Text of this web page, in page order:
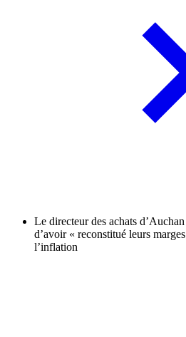
Le directeur des achats
d’avoir « reconstitué leurs
l’inflation